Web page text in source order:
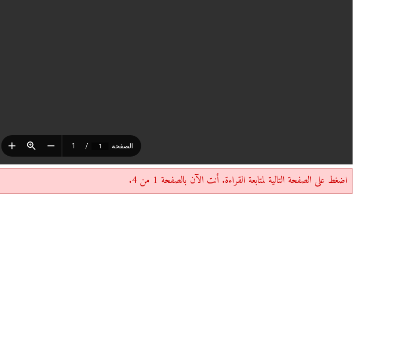
اضغط على الصفحة التالية لمتابعة القراءة. أنت الآن بالصفحة 1 من 4.